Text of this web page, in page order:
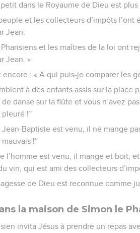
dans le Royaume de Dieu est plus
et les collecteurs d’impôts
Jean.
Pharisiens et les maîtres de la loi ont
Jean. »
encore : « A qui puis-je comparer les
à des enfants assis sur la place
danse sur la flûte et vous n’avez
pleuré !”
Jean-Baptiste est venu, il ne mange
!”
l’homme est venu, il mange et boit,
vin, qui est ami des collecteurs
de Dieu est reconnue comme
la maison de Simon le
invita Jésus à prendre un repas